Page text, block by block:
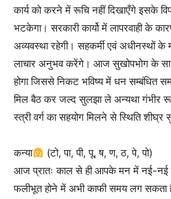
कार्य को करने में रूचि नहीं दिखाएँगे इसके
भटकेगा। सरकारी कार्यो में लापरवाही के
अव्यवस्था रहेगी। सहकर्मी एवं अधीनस्थों के
लाचार अनुभव करेंगे। आज सुखोपभोग के
होगा जिससे निकट भविष्य में धन सम्बंधित
मिल बैठ कर जल्द सुलझा ले अन्यथा गंभीर
स्त्री वर्ग का सहयोग मिलने से स्थिति शीघ्र
कन्या
(टो, पा, पी, पू, ष, ण, ठ, पे, पो)
आज प्रातः काल से ही आपके मन में नई-नई
फलीभूत होने में अभी काफी समय लग सकता